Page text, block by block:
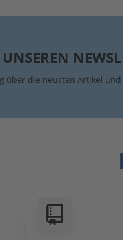
über die neusten Artikel und